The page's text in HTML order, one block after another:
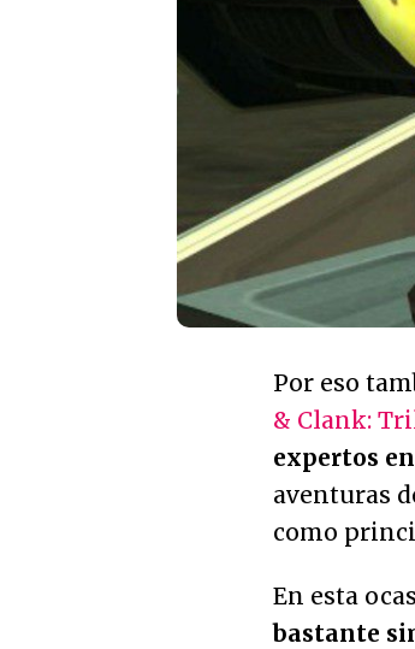
Por eso
& Clank:
expertos
aventuras
como
En esta
bastante